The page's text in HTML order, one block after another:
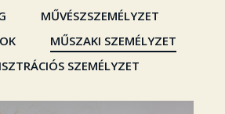
MŰVÉSZSZEMÉLYZET
MŰSZAKI SZEMÉLYZET
SZEMÉLYZET